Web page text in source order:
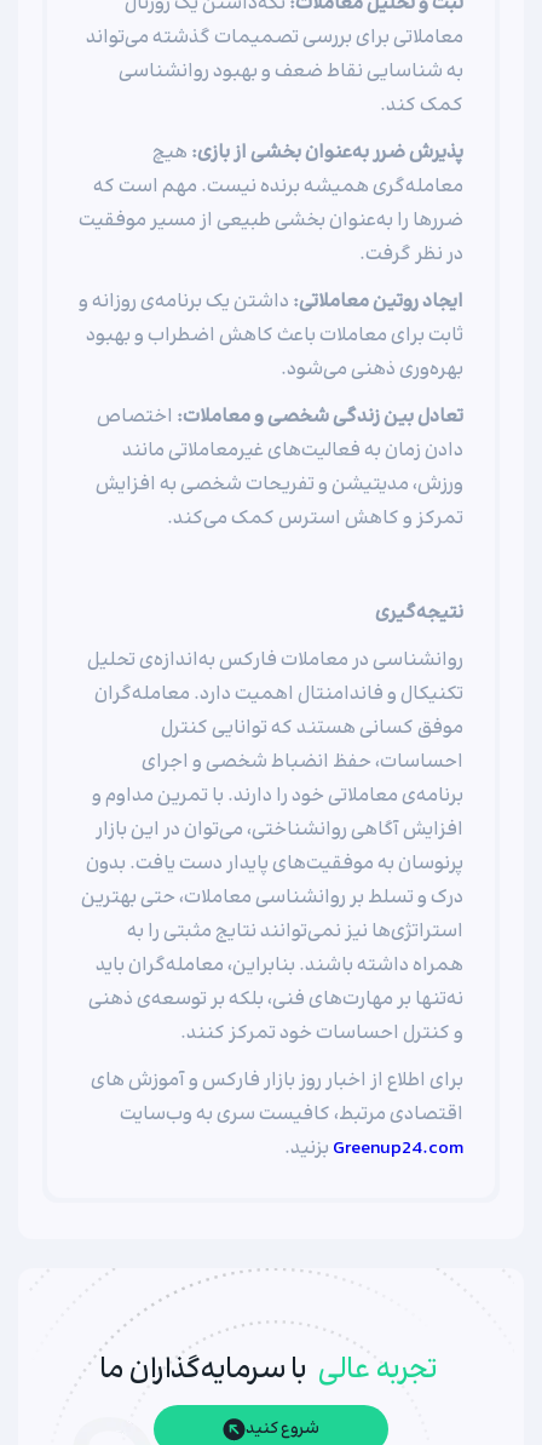
معاملاتی برای بررسی تصمیمات گذشته می‌تواند
به شناسایی نقاط ضعف و بهبود روانشناسی
کمک کند.
پذیرش ضرر به‌عنوان بخشی از بازی: هیچ
معامله‌گری همیشه برنده نیست. مهم است که
ضررها را به‌عنوان بخشی طبیعی از مسیر موفقیت
در نظر گرفت.
ایجاد روتین معاملاتی: داشتن یک برنامه‌ی روزانه و
ثابت برای معاملات باعث کاهش اضطراب و بهبود
بهره‌وری ذهنی می‌شود.
تعادل بین زندگی شخصی و معاملات: اختصاص
دادن زمان به فعالیت‌های غیرمعاملاتی مانند
ورزش، مدیتیشن و تفریحات شخصی به افزایش
تمرکز و کاهش استرس کمک می‌کند.
نتیجه‌گیری
روانشناسی در معاملات فارکس به‌اندازه‌ی تحلیل
تکنیکال و فاندامنتال اهمیت دارد. معامله‌گران
موفق کسانی هستند که توانایی کنترل
احساسات، حفظ انضباط شخصی و اجرای
برنامه‌ی معاملاتی خود را دارند. با تمرین مداوم و
افزایش آگاهی روانشناختی، می‌توان در این بازار
پرنوسان به موفقیت‌های پایدار دست یافت. بدون
درک و تسلط بر روانشناسی معاملات، حتی بهترین
استراتژی‌ها نیز نمی‌توانند نتایج مثبتی را به
همراه داشته باشند. بنابراین، معامله‌گران باید
نه‌تنها بر مهارت‌های فنی، بلکه بر توسعه‌ی ذهنی
و کنترل احساسات خود تمرکز کنند.
برای اطلاع از اخبار روز بازار فارکس و آموزش های
اقتصادی مرتبط، کافیست سری به وب‌سایت
Greenup24.com بزنید.
تجربه عالی با سرمایه‌گذاران ما
شروع کنید